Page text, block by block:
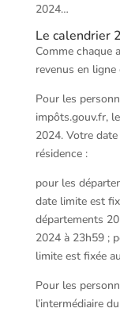
2024…
Le calendrier
Comme chaque
revenus en
Pour les
impôts.gouv.fr,
2024. Votre
résidence :
pour les
date limite est
départements
2024 à 23h59 ;
limite est fixée
Pour les
l’intermédiaire